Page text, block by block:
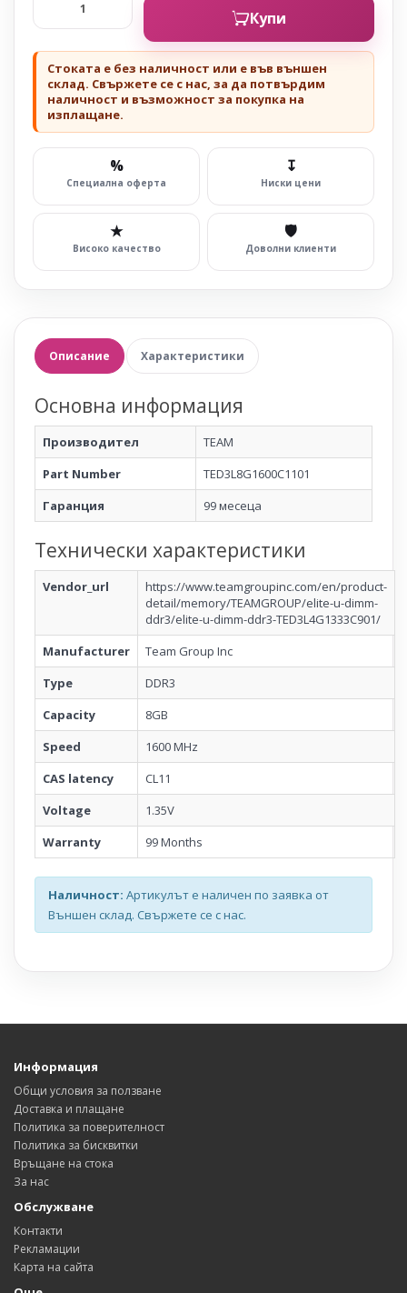
Купи
Стоката е без наличност или е във външен
склад. Свържете се с нас, за да потвърдим
наличност и възможност за покупка на
изплащане.
%
Специална оферта
↧
Ниски цени
★
Високо качество
🛡
Доволни клиенти
Описание Характеристики
Основна информация
Производител
TEAM
Part Number
TED3L8G1600C1101
Гаранция
99 месеца
Технически характеристики
Vendor_url
https://www.teamgroupinc.com/en/product-
detail/memory/TEAMGROUP/elite-u-dimm-
ddr3/elite-u-dimm-ddr3-TED3L4G1333C901/
Manufacturer
Team Group Inc
Type
DDR3
Capacity
8GB
Speed
1600 MHz
CAS latency
CL11
Voltage
1.35V
Warranty
99 Months
Наличност: Артикулът е наличен по заявка от
Външен склад. Свържете се с нас.
Информация
Общи условия за ползване
Доставка и плащане
Политика за поверителност
Политика за бисквитки
Връщане на стока
За нас
Обслужване
Контакти
Рекламации
Карта на сайта